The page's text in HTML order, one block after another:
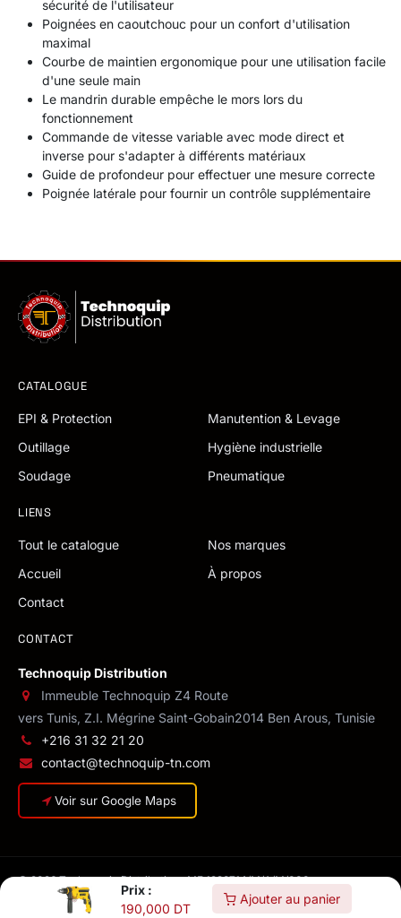
Prix :
190,000 DT
Ajouter au panier
sécurité de l'utilisateur
Poignées en caoutchouc pour un confort d'utilisation
maximal
Courbe de maintien ergonomique pour une utilisation facile
d'une seule main
Le mandrin durable empêche le mors lors du
fonctionnement
Commande de vitesse variable avec mode direct et
inverse pour s'adapter à différents matériaux
Guide de profondeur pour effectuer une mesure correcte
Poignée latérale pour fournir un contrôle supplémentaire
CATALOGUE
EPI & Protection
Manutention & Levage
Outillage
Hygiène industrielle
Soudage
Pneumatique
LIENS
Tout le catalogue
Nos marques
Accueil
À propos
Contact
CONTACT
Technoquip Distribution
Immeuble Technoquip Z4 Route
vers Tunis, Z.I. Mégrine Saint-Gobain2014 Ben Arous, Tunisie
+216 31 32 21 20
contact@technoquip-tn.com
Voir sur Google Maps
© 2026 Technoquip Distribution · MF 1293714/M/A/M/000
Confidentialité
CGV·Conditions de livraison·Mentions légales